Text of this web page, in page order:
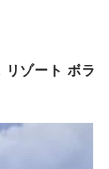
ゾート ボラ